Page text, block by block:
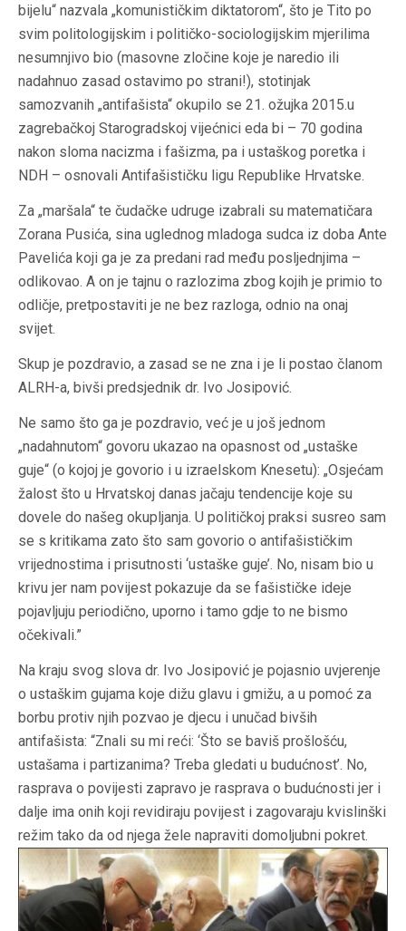
bijelu“ nazvala „komunističkim diktatorom“, što je Tito po
svim politologijskim i političko-sociologijskim mjerilima
nesumnjivo bio (masovne zločine koje je naredio ili
nadahnuo zasad ostavimo po strani!), stotinjak
samozvanih „antifašista“ okupilo se 21. ožujka 2015.u
zagrebačkoj Starogradskoj vijećnici eda bi – 70 godina
nakon sloma nacizma i fašizma, pa i ustaškog poretka i
NDH – osnovali Antifašističku ligu Republike Hrvatske.
Za „maršala“ te čudačke udruge izabrali su matematičara
Zorana Pusića, sina uglednog mladoga sudca iz doba Ante
Pavelića koji ga je za predani rad među posljednjima –
odlikovao. A on je tajnu o razlozima zbog kojih je primio to
odličje, pretpostaviti je ne bez razloga, odnio na onaj
svijet.
Skup je pozdravio, a zasad se ne zna i je li postao članom
ALRH-a, bivši predsjednik dr. Ivo Josipović.
Ne samo što ga je pozdravio, već je u još jednom
„nadahnutom“ govoru ukazao na opasnost od „ustaške
guje“ (o kojoj je govorio i u izraelskom Knesetu): „Osjećam
žalost što u Hrvatskoj danas jačaju tendencije koje su
dovele do našeg okupljanja. U političkoj praksi susreo sam
se s kritikama zato što sam govorio o antifašističkim
vrijednostima i prisutnosti ‘ustaške guje’. No, nisam bio u
krivu jer nam povijest pokazuje da se fašističke ideje
pojavljuju periodično, uporno i tamo gdje to ne bismo
očekivali.”
Na kraju svog slova dr. Ivo Josipović je pojasnio uvjerenje
o ustaškim gujama koje dižu glavu i gmižu, a u pomoć za
borbu protiv njih pozvao je djecu i unučad bivših
antifašista: “Znali su mi reći: ‘Što se baviš prošlošću,
ustašama i partizanima? Treba gledati u budućnost’. No,
rasprava o povijesti zapravo je rasprava o budućnosti jer i
dalje ima onih koji revidiraju povijest i zagovaraju kvislinški
režim tako da od njega žele napraviti domoljubni pokret.